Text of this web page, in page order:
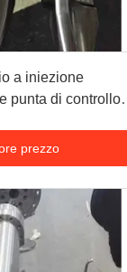
a iniezione
punta di controllo
prezzo